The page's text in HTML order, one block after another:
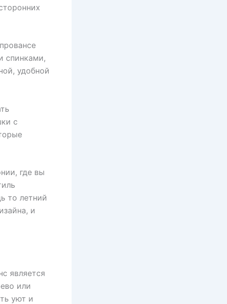
спинками,
удобной
с
где вы
то летний
и
является
или
уют и